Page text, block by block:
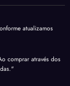
atualizamos
comprar através dos